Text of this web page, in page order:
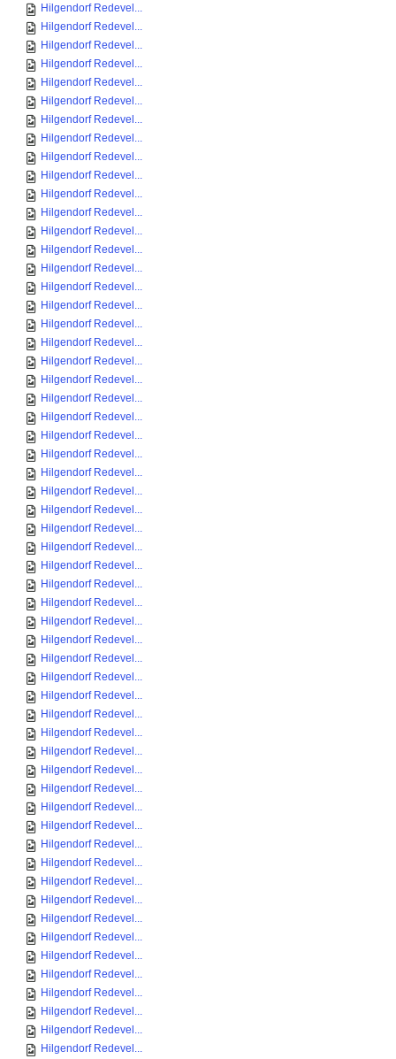
Hilgendorf Redevel...
Hilgendorf Redevel...
Hilgendorf Redevel...
Hilgendorf Redevel...
Hilgendorf Redevel...
Hilgendorf Redevel...
Hilgendorf Redevel...
Hilgendorf Redevel...
Hilgendorf Redevel...
Hilgendorf Redevel...
Hilgendorf Redevel...
Hilgendorf Redevel...
Hilgendorf Redevel...
Hilgendorf Redevel...
Hilgendorf Redevel...
Hilgendorf Redevel...
Hilgendorf Redevel...
Hilgendorf Redevel...
Hilgendorf Redevel...
Hilgendorf Redevel...
Hilgendorf Redevel...
Hilgendorf Redevel...
Hilgendorf Redevel...
Hilgendorf Redevel...
Hilgendorf Redevel...
Hilgendorf Redevel...
Hilgendorf Redevel...
Hilgendorf Redevel...
Hilgendorf Redevel...
Hilgendorf Redevel...
Hilgendorf Redevel...
Hilgendorf Redevel...
Hilgendorf Redevel...
Hilgendorf Redevel...
Hilgendorf Redevel...
Hilgendorf Redevel...
Hilgendorf Redevel...
Hilgendorf Redevel...
Hilgendorf Redevel...
Hilgendorf Redevel...
Hilgendorf Redevel...
Hilgendorf Redevel...
Hilgendorf Redevel...
Hilgendorf Redevel...
Hilgendorf Redevel...
Hilgendorf Redevel...
Hilgendorf Redevel...
Hilgendorf Redevel...
Hilgendorf Redevel...
Hilgendorf Redevel...
Hilgendorf Redevel...
Hilgendorf Redevel...
Hilgendorf Redevel...
Hilgendorf Redevel...
Hilgendorf Redevel...
Hilgendorf Redevel...
Hilgendorf Redevel...